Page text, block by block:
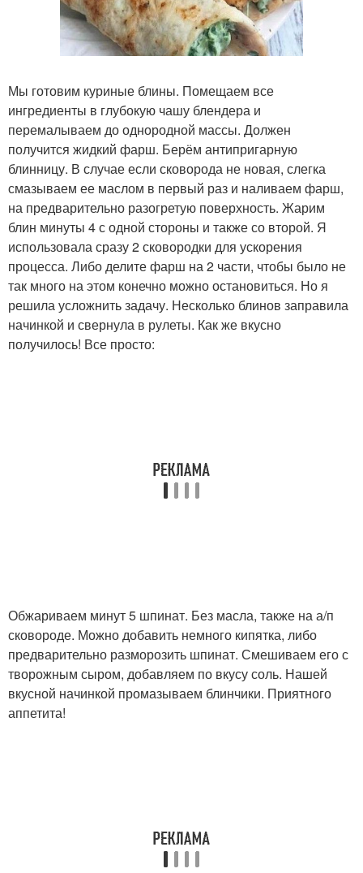
Мы готовим куриные блины. Помещаем все
ингредиенты в глубокую чашу блендера и
перемалываем до однородной массы. Должен
получится жидкий фарш. Берём антипригарную
блинницу. В случае если сковорода не новая, слегка
смазываем ее маслом в первый раз и наливаем фарш,
на предварительно разогретую поверхность. Жарим
блин минуты 4 с одной стороны и также со второй. Я
использовала сразу 2 сковородки для ускорения
процесса. Либо делите фарш на 2 части, чтобы было не
так много на этом конечно можно остановиться. Но я
решила усложнить задачу. Несколько блинов заправила
начинкой и свернула в рулеты. Как же вкусно
получилось! Все просто:
Обжариваем минут 5 шпинат. Без масла, также на а/п
сковороде. Можно добавить немного кипятка, либо
предварительно разморозить шпинат. Смешиваем его с
творожным сыром, добавляем по вкусу соль. Нашей
вкусной начинкой промазываем блинчики. Приятного
аппетита!